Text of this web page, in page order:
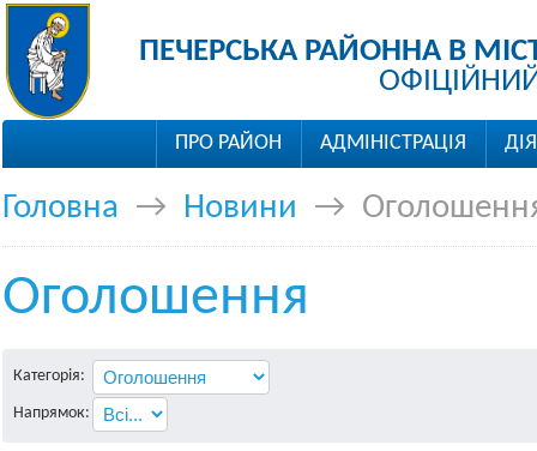
ПЕЧЕРСЬКА РАЙОННА В
ПРО РАЙОН АДМІНІСТРАЦІЯ
Головна → Новини →
Оголошення
Категорія:
Напрямок: